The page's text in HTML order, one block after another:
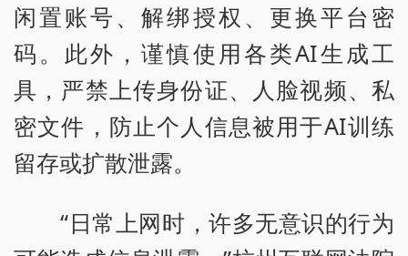
闲置账号、解绑授权、更换平台密
码。此外，谨慎使用各类AI生成工
具，严禁上传身份证、人脸视频、私
密文件，防止个人信息被用于AI训练
留存或扩散泄露。
“日常上网时，许多无意识的行为